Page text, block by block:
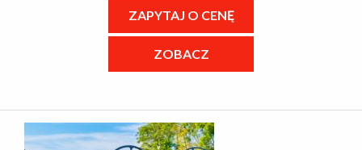
ZAPYTAJ O CENĘ
ZOBACZ